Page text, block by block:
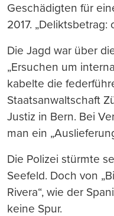
Geschädigten für
2017. „Deliktsbetrag:
Die Jagd war über
„Ersuchen um
kabelte die
Staatsanwaltschaft
Justiz in Bern. Bei
man ein
Die Polizei stürmte
Seefeld. Doch von
Rivera“, wie der
keine Spur.